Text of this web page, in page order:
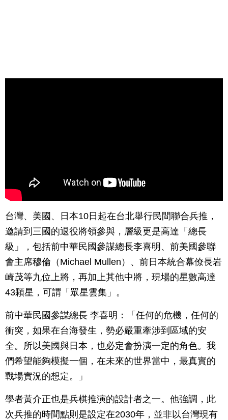
台灣、美國、日本10日起在台北舉行民間聯合兵推，
邀請到三國的退役將領參與，層級更是高達「總長
級」，包括前中華民國參謀總長李喜明、前美國參聯
會主席穆倫（Michael Mullen）、前日本統合幕僚長岩
崎茂等九位上將，再加上其他中將，現場的星數高達
43顆星，可謂「眾星雲集」。
前中華民國參謀總長 李喜明：「任何的危機，任何的
衝突，如果在台海發生，勢必嚴重牽涉到區域的安
全。所以美國與日本，也必定會扮演一定的角色。我
們希望能夠模擬一個，在未來的世界當中，最真實的
戰場實況的想定。」
學者黃介正也是兵棋推演的設計者之一。他強調，此
次兵推的時間點則是設定在2030年，並非以台灣現有